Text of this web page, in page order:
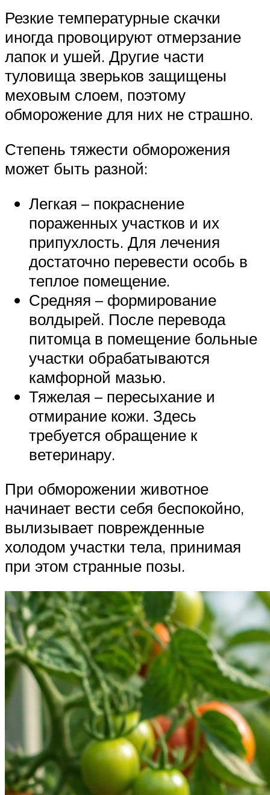
Резкие температурные скачки
иногда провоцируют отмерзание
лапок и ушей. Другие части
туловища зверьков защищены
меховым слоем, поэтому
обморожение для них не страшно.
Степень тяжести обморожения
может быть разной:
Легкая – покраснение
пораженных участков и их
припухлость. Для лечения
достаточно перевести особь в
теплое помещение.
Средняя – формирование
волдырей. После перевода
питомца в помещение больные
участки обрабатываются
камфорной мазью.
Тяжелая – пересыхание и
отмирание кожи. Здесь
требуется обращение к
ветеринару.
При обморожении животное
начинает вести себя беспокойно,
вылизывает поврежденные
холодом участки тела, принимая
при этом странные позы.